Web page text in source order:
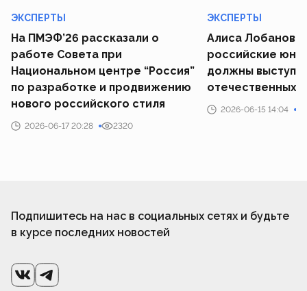
ЭКСПЕРТЫ
На ПМЭФ’26 рассказали о
работе Совета при
Национальном центре “Россия”
по разработке и продвижению
нового российского стиля
2026-06-17 20:28 2320
ЭКСПЕРТЫ
Алиса
российские
должны
отечественных
2026-06-15 14:04
Подпишитесь на нас в социальных сетях и будьте
в курсе последних новостей